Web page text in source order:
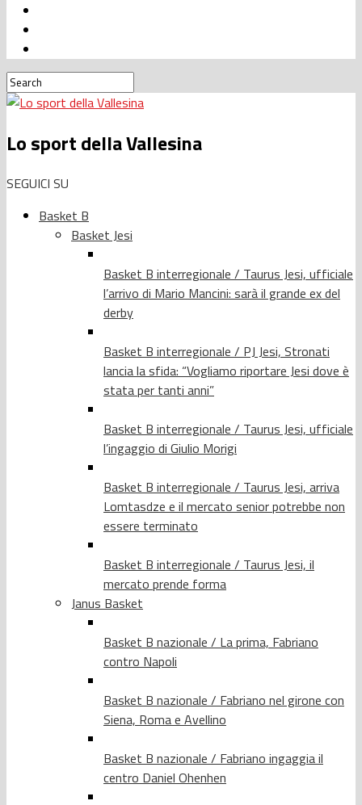
Lo sport della Vallesina
SEGUICI SU
Basket B
Basket Jesi
Basket B interregionale / Taurus Jesi, ufficiale
l’arrivo di Mario Mancini: sarà il grande ex del
derby
Basket B interregionale / PJ Jesi, Stronati
lancia la sfida: “Vogliamo riportare Jesi dove è
stata per tanti anni”
Basket B interregionale / Taurus Jesi, ufficiale
l’ingaggio di Giulio Morigi
Basket B interregionale / Taurus Jesi, arriva
Lomtasdze e il mercato senior potrebbe non
essere terminato
Basket B interregionale / Taurus Jesi, il
mercato prende forma
Janus Basket
Basket B nazionale / La prima, Fabriano
contro Napoli
Basket B nazionale / Fabriano nel girone con
Siena, Roma e Avellino
Basket B nazionale / Fabriano ingaggia il
centro Daniel Ohenhen